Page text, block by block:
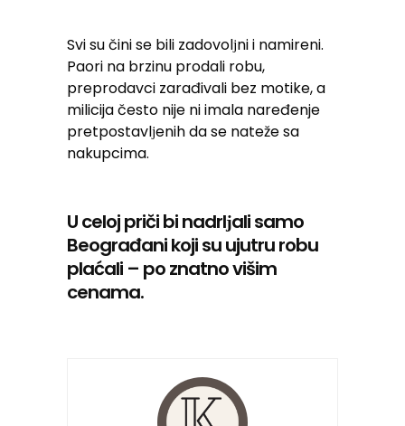
Svi su čini se bili zadovolјni i namireni.
Paori na brzinu prodali robu,
preprodavci zarađivali bez motike, a
milicija često nije ni imala naređenje
pretpostavlјenih da se nateže sa
nakupcima.
U celoj priči bi nadrlјali samo
Beograđani koji su ujutru robu
plaćali – po znatno višim
cenama.